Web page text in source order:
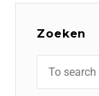
Zoeken